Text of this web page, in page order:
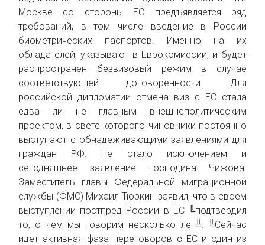
Москве со стороны ЕС предъявляется ряд
требований, в том числе введение в России
биометрических паспортов. Именно на их
обладателей, указывают в Еврокомиссии, и будет
распространен безвизовый режим в случае
соответствующей договоренности. Для
российской дипломатии отмена виз с ЕС стала
едва ли не главным внешнеполитическим
проектом, в свете которого чиновники постоянно
выступают с обнадеживающими заявлениями для
граждан РФ. Не стало исключением и
сегодняшнее заявление господина Чижова.
Заместитель главы Федеральной миграционной
службы (ФМС) Михаил Тюркин заявил, что в своем
выступлении постпред России в ЕС ╚подтвердил
то, о чем мы говорим несколько лет╩: ╚Сейчас
идет активная фаза переговоров с ЕС и один из